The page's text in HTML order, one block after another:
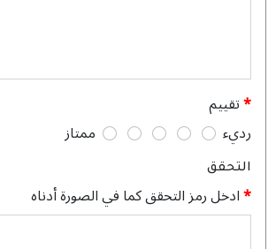
تقييم
رديء
ممتاز
التحقق
ادخل رمز التحقق كما في الصورة أدناه